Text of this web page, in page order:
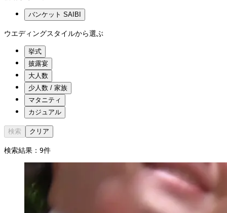
バンケット SAIBI
ウエディングスタイルから選ぶ
挙式
披露宴
大人数
少人数 / 家族
マタニティ
カジュアル
検索 クリア
検索結果： 9件